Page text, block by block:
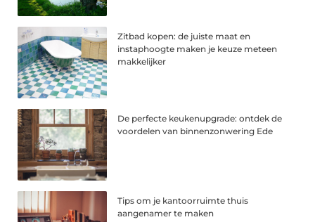
Zitbad kopen: de juiste maat en
instaphoogte maken je keuze meteen
makkelijker
De perfecte keukenupgrade: ontdek de
voordelen van binnenzonwering Ede
Tips om je kantoorruimte thuis
aangenamer te maken